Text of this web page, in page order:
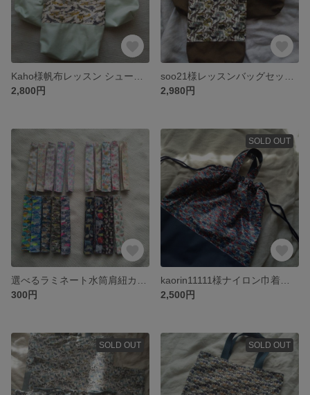
2,800円
2,980円
300円
SOLD OUT
2,500円
SOLD OUT SOLD OUT